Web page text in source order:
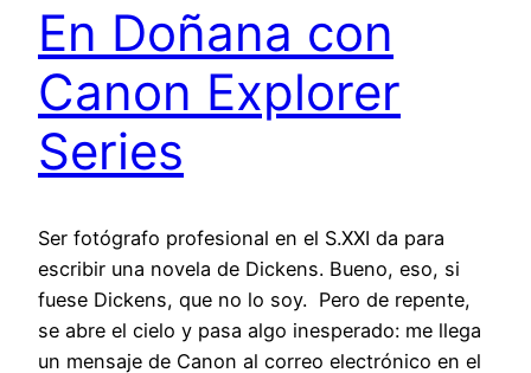
En Doñana con
Canon Explorer
Series
Ser fotógrafo profesional en el S.XXI da para
escribir una novela de Dickens. Bueno, eso, si
fuese Dickens, que no lo soy. Pero de repente,
se abre el cielo y pasa algo inesperado: me llega
un mensaje de Canon al correo electrónico en el